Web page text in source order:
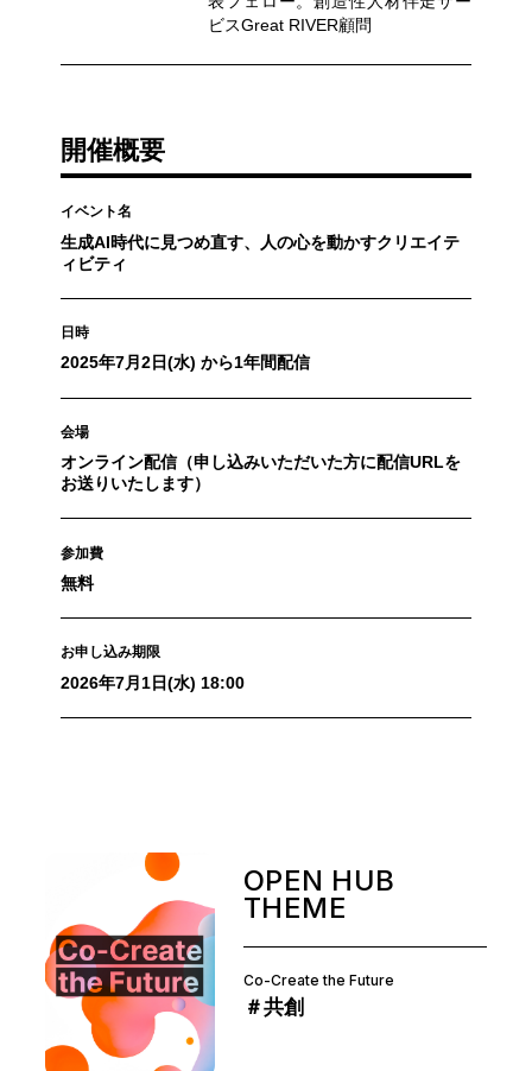
ビスGreat RIVER顧問
開催概要
イベント名
生成AI時代に見つめ直す、人の心を動かすクリエイテ
ィビティ
日時
2025年7月2日(水) から1年間配信
会場
オンライン配信（申し込みいただいた方に配信URLを
お送りいたします）
参加費
無料
お申し込み期限
2026年7月1日(水) 18:00
OPEN HUB
THEME
Co-Create the Future
＃共創